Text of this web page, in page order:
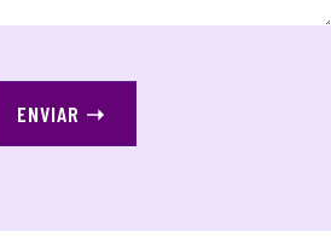
ENVIAR ➝